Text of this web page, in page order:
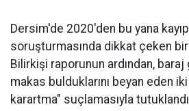
Dersim'de 2020'den bu yana
soruşturmasında dikkat çeken bir
Bilirkişi raporunun ardından,
makas bulduklarını beyan eden iki
karartma" suçlamasıyla